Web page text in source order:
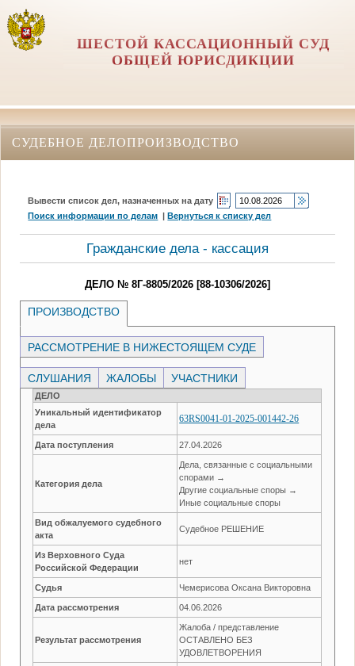
ШЕСТОЙ КАССАЦИОННЫЙ СУД
ОБЩЕЙ ЮРИСДИКЦИИ
СУДЕБНОЕ ДЕЛОПРОИЗВОДСТВО
Вывести список дел, назначенных на дату
Поиск информации по делам |Вернуться к списку дел
Гражданские дела - кассация
ДЕЛО № 8Г-8805/2026 [88-10306/2026]
ПРОИЗВОДСТВО
РАССМОТРЕНИЕ В НИЖЕСТОЯЩЕМ СУДЕ
СЛУШАНИЯ ЖАЛОБЫ УЧАСТНИКИ
ДЕЛО
Уникальный идентификатор
дела
63RS0041-01-2025-001442-26
Дата поступления 27.04.2026
Категория дела
Дела, связанные с социальными
спорами →
Другие социальные споры →
Иные социальные споры
Вид обжалуемого судебного
акта
Судебное РЕШЕНИЕ
Из Верховного Суда
Российской Федерации
нет
Судья Чемерисова Оксана Викторовна
Дата рассмотрения 04.06.2026
Результат рассмотрения
Жалоба / представление
ОСТАВЛЕНО БЕЗ
УДОВЛЕТВОРЕНИЯ